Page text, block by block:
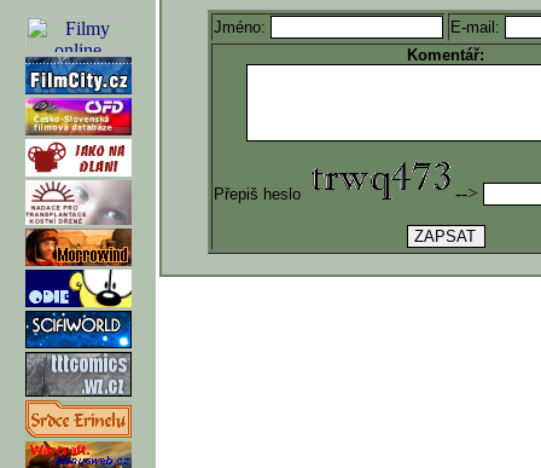
Jméno:
E-mail:
Komentář:
Přepiš heslo -->